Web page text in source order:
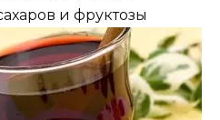
и фруктозы